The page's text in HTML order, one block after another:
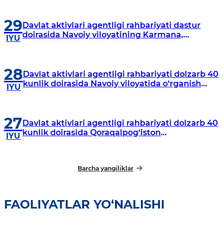
29
IYU
Davlat aktivlari agentligi rahbariyati dastur
doirasida Navoiy viloyatining Karmana,
28
IYU
Davlat aktivlari agentligi rahbariyati dolzarb 40
kunlik doirasida Navoiy viloyatida o‘rganish
27
IYU
Davlat aktivlari agentligi rahbariyati dolzarb 40
kunlik doirasida Qoraqalpog‘iston
Barcha yangiliklar
FAOLIYATLAR YO‘NALISHI